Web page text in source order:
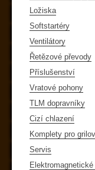
Ložiska
Softstartéry
Ventilátory
Řetězové převody
Příslušenství
Vratové pohony
TLM dopravníky
Cizí chlazení
Komplety pro
Servis